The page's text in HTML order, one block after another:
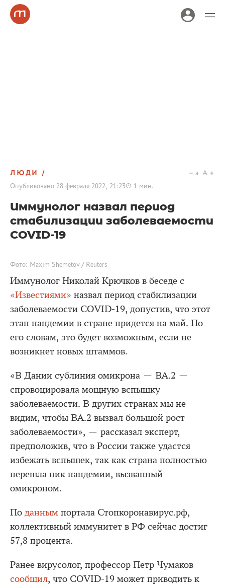
ЛЮДИ
Опубликовано 28 февраля 2022, 21:23 1 мин.
a A
Иммунолог назвал период
стабилизации заболеваемости
COVID-19
Фото: Maxim Shemetov / Reuters
Иммунолог Николай Крючков в беседе с
«Известиями» назвал период стабилизации
заболеваемости COVID-19, допустив, что этот
этап пандемии в стране придется на май. По
его словам, это будет возможным, если не
возникнет новых штаммов.
«В Дании сублиния омикрона — ВА.2 —
спровоцировала мощную вспышку
заболеваемости. В других странах мы не
видим, чтобы ВА.2 вызвал большой рост
заболеваемости», — рассказал эксперт,
предположив, что в России также удастся
избежать вспышек, так как страна полностью
перешла пик пандемии, вызванный
омикроном.
По данным портала Стопкоронавирус.рф,
коллективный иммунитет в РФ сейчас достиг
57,8 процента.
Ранее вирусолог, профессор Петр Чумаков
сообщил, что COVID-19 может приводить к